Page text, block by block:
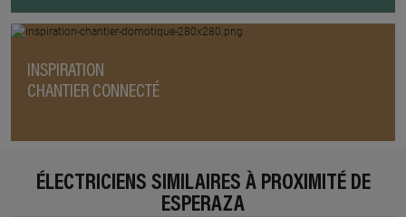
INSPIRATION
CHANTIER CONNECTÉ
ÉLECTRICIENS SIMILAIRES À PROXIMITÉ DE
ESPERAZA